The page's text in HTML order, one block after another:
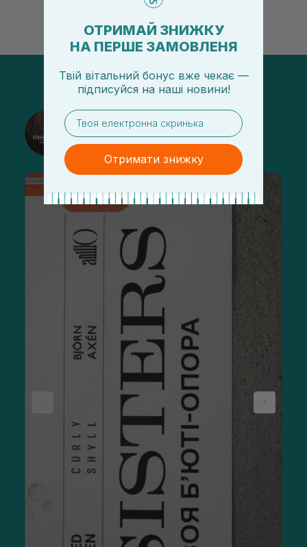
@sisters_stelmakh в Instagram
Підписатися
ОТРИМАЙ ЗНИЖКУ
НА ПЕРШЕ ЗАМОВЛЕНЯ
Твій вітальний бонус вже чекає —
підписуйся на наші новини!
email
Отримати знижку